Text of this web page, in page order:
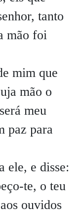
tanto
mão foi
mim que
mão o
meu
paz para
ele, e disse:
te, o teu
ouvidos